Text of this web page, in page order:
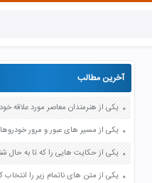
آخرین مطالب